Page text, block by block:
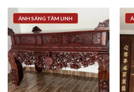
ÁNH SÁNG TÂM LINH